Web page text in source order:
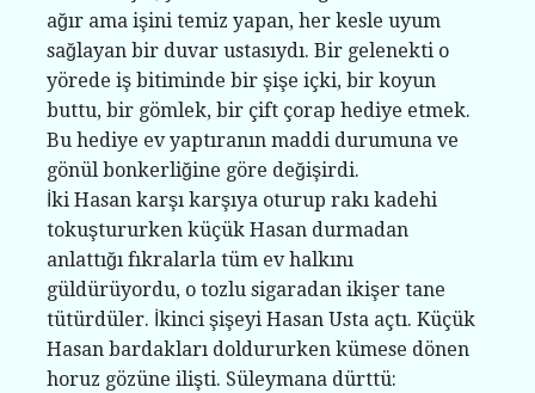
ağır ama işini temiz yapan, her kesle uyum
sağlayan bir duvar ustasıydı. Bir gelenekti o
yörede iş bitiminde bir şişe içki, bir koyun
buttu, bir gömlek, bir çift çorap hediye etmek.
Bu hediye ev yaptıranın maddi durumuna ve
gönül bonkerliğine göre değişirdi.
İki Hasan karşı karşıya oturup rakı kadehi
tokuştururken küçük Hasan durmadan
anlattığı fıkralarla tüm ev halkını
güldürüyordu, o tozlu sigaradan ikişer tane
tütürdüler. İkinci şişeyi Hasan Usta açtı. Küçük
Hasan bardakları doldururken kümese dönen
horuz gözüne ilişti. Süleymana dürttü: